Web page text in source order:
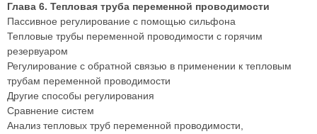
Глава 6. Тепловая труба переменной проводимости
Пассивное регулирование с помощью сильфона
Тепловые трубы переменной проводимости с горячим
резервуаром
Регулирование с обратной связью в применении к тепловым
трубам переменной проводимости
Другие способы регулирования
Сравнение систем
Анализ тепловых труб переменной проводимости,